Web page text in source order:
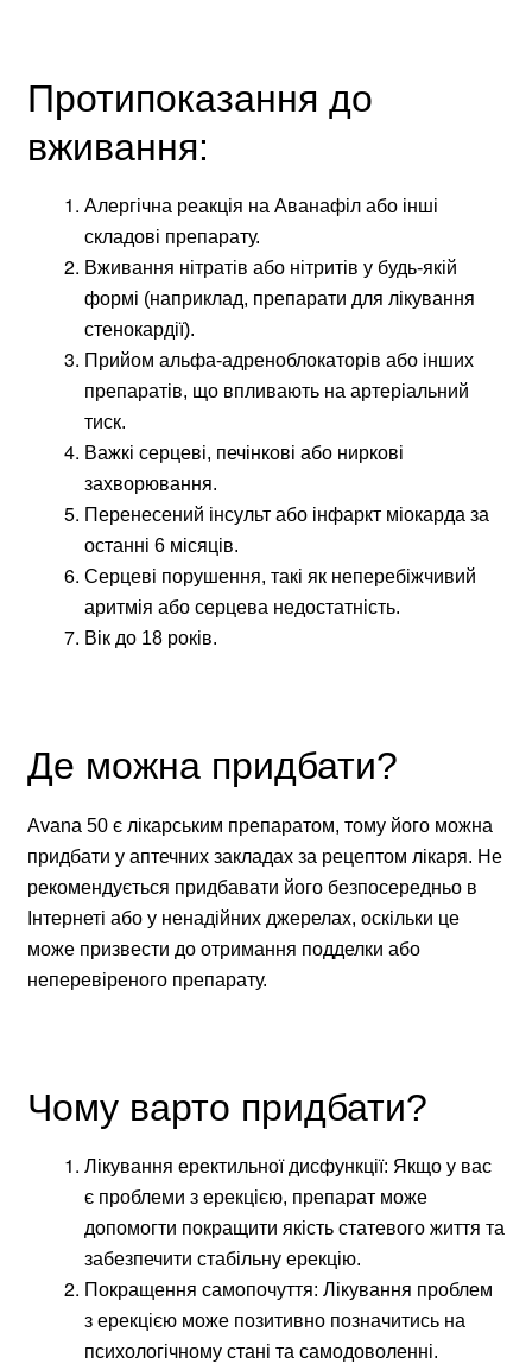
Протипоказання до
вживання:
Алергічна реакція на Аванафіл або інші
складові препарату.
Вживання нітратів або нітритів у будь-якій
формі (наприклад, препарати для лікування
стенокардії).
Прийом альфа-адреноблокаторів або інших
препаратів, що впливають на артеріальний
тиск.
Важкі серцеві, печінкові або ниркові
захворювання.
Перенесений інсульт або інфаркт міокарда за
останні 6 місяців.
Серцеві порушення, такі як неперебіжчивий
аритмія або серцева недостатність.
Вік до 18 років.
Де можна придбати?
Avana 50 є лікарським препаратом, тому його можна
придбати у аптечних закладах за рецептом лікаря. Не
рекомендується придбавати його безпосередньо в
Інтернеті або у ненадійних джерелах, оскільки це
може призвести до отримання подделки або
неперевіреного препарату.
Чому варто придбати?
Лікування еректильної дисфункції: Якщо у вас
є проблеми з ерекцією, препарат може
допомогти покращити якість статевого життя та
забезпечити стабільну ерекцію.
Покращення самопочуття: Лікування проблем
з ерекцією може позитивно позначитись на
психологічному стані та самодоволенні.